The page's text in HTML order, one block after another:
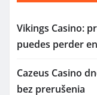
Vikings Casino:
puedes perder
Cazeus Casino
bez prerušenia